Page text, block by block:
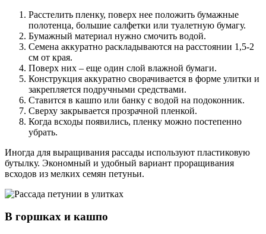
Расстелить пленку, поверх нее положить бумажные
полотенца, большие салфетки или туалетную бумагу.
Бумажный материал нужно смочить водой.
Семена аккуратно раскладываются на расстоянии 1,5-2
см от края.
Поверх них – еще один слой влажной бумаги.
Конструкция аккуратно сворачивается в форме улитки и
закрепляется подручными средствами.
Ставится в кашпо или банку с водой на подоконник.
Сверху закрывается прозрачной пленкой.
Когда всходы появились, пленку можно постепенно
убрать.
Иногда для выращивания рассады используют пластиковую
бутылку. Экономный и удобный вариант проращивания
всходов из мелких семян петуньи.
В горшках и кашпо